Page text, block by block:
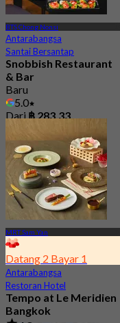
BTS Chong Nonsi
Antarabangsa
Santai Bersantap
Snobbish Restaurant
& Bar
Baru
5.0
Dari฿ 283.33
MRT Sam Yan
Datang 2 Bayar 1
Antarabangsa
Restoran Hotel
Tempo at Le Meridien
Bangkok